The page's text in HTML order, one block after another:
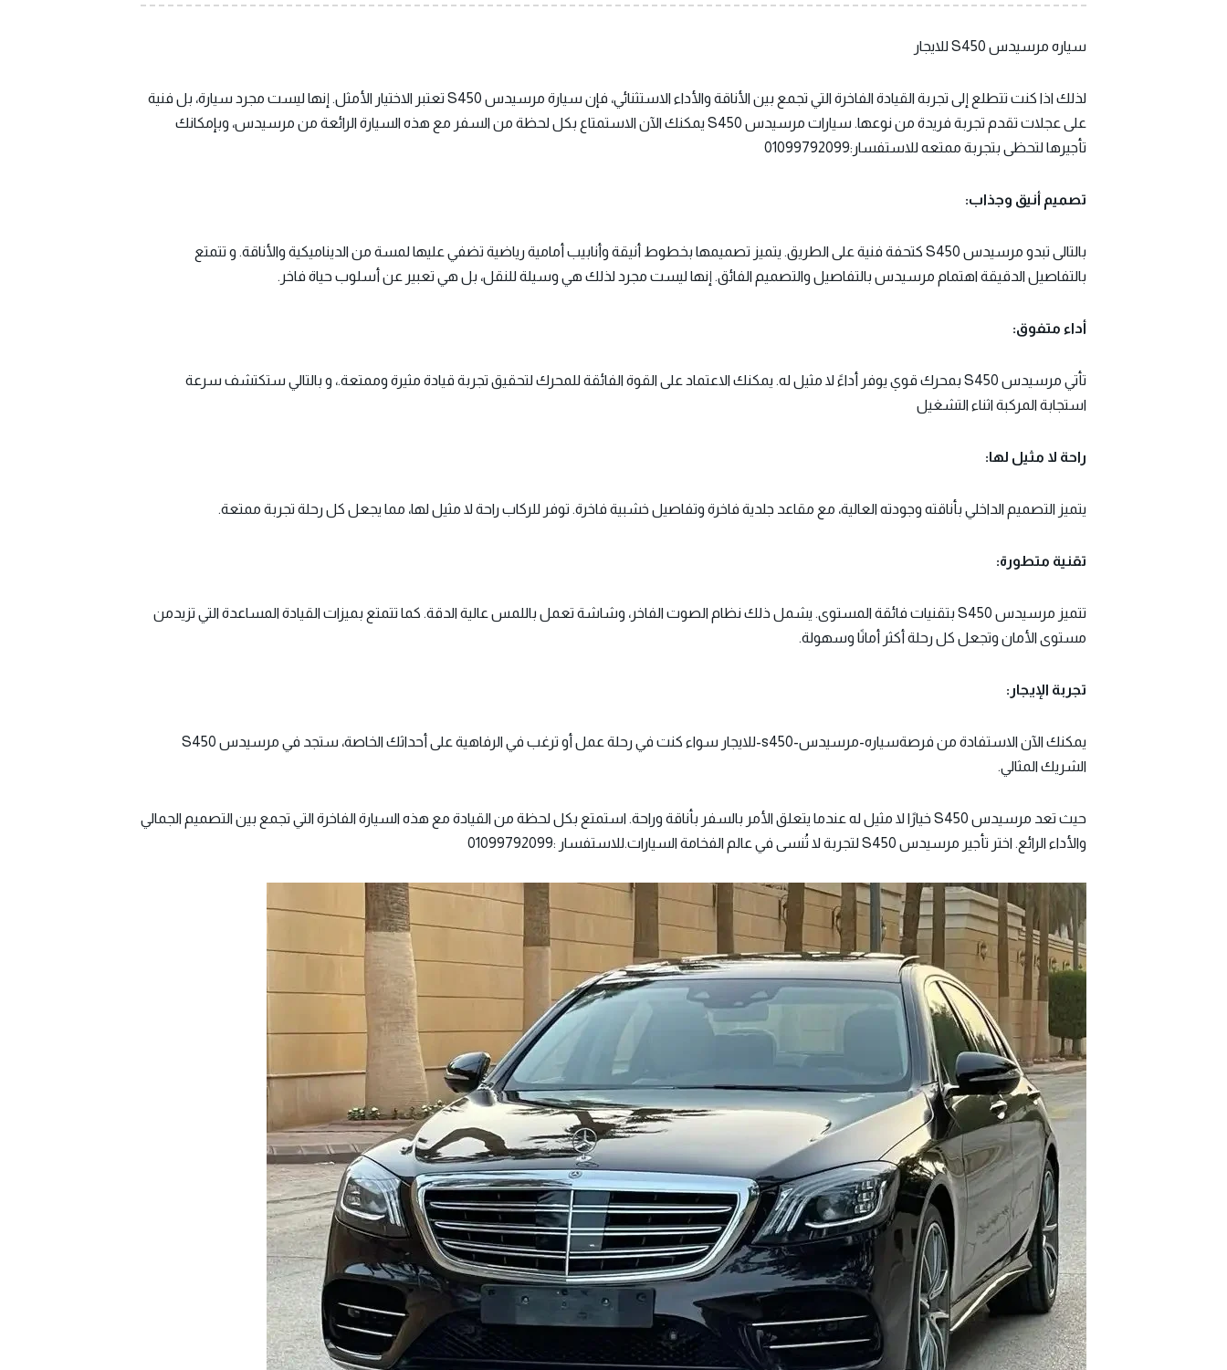
سياره مرسيدس S450 للايجار
لذلك اذا كنت تتطلع إلى تجربة القيادة الفاخرة التي تجمع بين الأناقة والأداء الاستثنائي، فإن سيارة مرسيدس S450 تعتبر الاختيار الأمثل. إنها ليست مجرد سيارة، بل فنية
على عجلات تقدم تجربة فريدة من نوعها. سيارات مرسيدس S450
يمكنك الآن الاستمتاع بكل لحظة من السفر مع هذه السيارة الرائعة من مرسيدس، وبإمكانك
تأجيرها لتحظى بتجربة ممتعه للاستفسار:01099792099
تصميم أنيق وجذاب:
بالتالى تبدو مرسيدس S450 كتحفة فنية على الطريق. يتميز تصميمها بخطوط أنيقة وأنابيب أمامية رياضية تضفي عليها لمسة من الديناميكية والأناقة. و تتمتع
بالتفاصيل الدقيقة اهتمام مرسيدس بالتفاصيل والتصميم الفائق. إنها ليست مجرد لذلك هي وسيلة للنقل، بل هي تعبير عن أسلوب حياة فاخر.
أداء متفوق:
تأتي مرسيدس S450 بمحرك قوي يوفر أداءً لا مثيل له. يمكنك الاعتماد على القوة الفائقة للمحرك لتحقيق تجربة قيادة مثيرة وممتعة.، و بالتالي ستكتشف سرعة
استجابة المركبة اثناء التشغيل
راحة لا مثيل لها:
يتميز التصميم الداخلي بأناقته وجودته العالية، مع مقاعد جلدية فاخرة وتفاصيل خشبية فاخرة. توفر للركاب راحة لا مثيل لها، مما يجعل كل رحلة تجربة ممتعة.
تقنية متطورة:
تتميز مرسيدس S450 بتقنيات فائقة المستوى. يشمل ذلك نظام الصوت الفاخر، وشاشة تعمل باللمس عالية الدقة. كما تتمتع بميزات القيادة المساعدة التي تزيدمن
مستوى الأمان وتجعل كل رحلة أكثر أمانًا وسهولة.
تجربة الإيجار:
يمكنك الآن الاستفادة من فرصةسياره-مرسيدس-s450-للايجار سواء كنت في رحلة عمل أو ترغب في الرفاهية على أحداثك الخاصة، ستجد في مرسيدس S450
الشريك المثالي.
حيث تعد مرسيدس S450 خيارًا لا مثيل له عندما يتعلق الأمر بالسفر بأناقة وراحة. استمتع بكل لحظة من القيادة مع هذه السيارة الفاخرة التي تجمع بين التصميم الجمالي
والأداء الرائع. اختر تأجير مرسيدس S450 لتجربة لا تُنسى في عالم الفخامة السيارات.للاستفسار :01099792099